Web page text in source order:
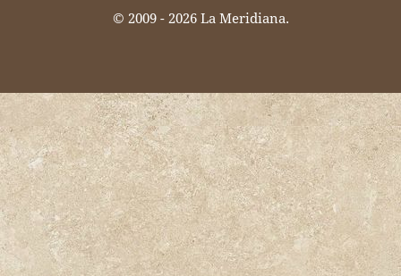
© 2009 - 2026 La Meridiana.